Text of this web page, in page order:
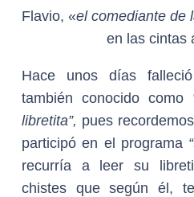
Flavio, «el comediante de
en las cintas
Hace unos días
también conocido como
libretita”, pues
participó en el programa
recurría a leer su
chistes que según él,